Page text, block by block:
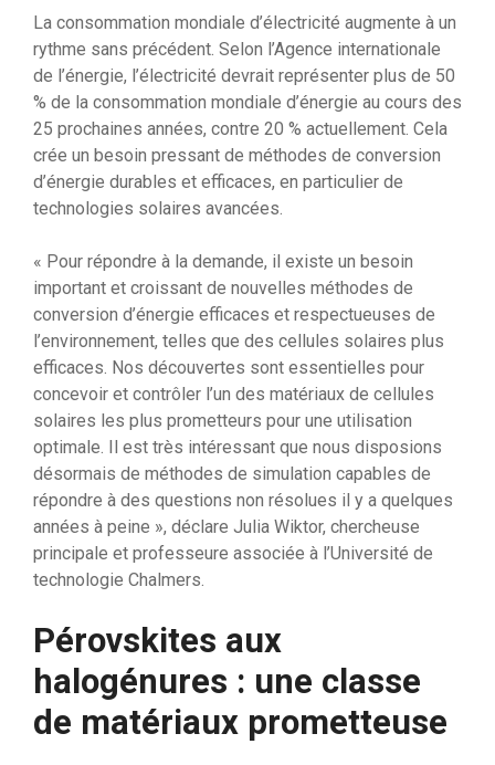
La consommation mondiale d’électricité augmente à un
rythme sans précédent. Selon l’Agence internationale
de l’énergie, l’électricité devrait représenter plus de 50
% de la consommation mondiale d’énergie au cours des
25 prochaines années, contre 20 % actuellement. Cela
crée un besoin pressant de méthodes de conversion
d’énergie durables et efficaces, en particulier de
technologies solaires avancées.
« Pour répondre à la demande, il existe un besoin
important et croissant de nouvelles méthodes de
conversion d’énergie efficaces et respectueuses de
l’environnement, telles que des cellules solaires plus
efficaces. Nos découvertes sont essentielles pour
concevoir et contrôler l’un des matériaux de cellules
solaires les plus prometteurs pour une utilisation
optimale. Il est très intéressant que nous disposions
désormais de méthodes de simulation capables de
répondre à des questions non résolues il y a quelques
années à peine », déclare Julia Wiktor, chercheuse
principale et professeure associée à l’Université de
technologie Chalmers.
Pérovskites aux
halogénures : une classe
de matériaux prometteuse